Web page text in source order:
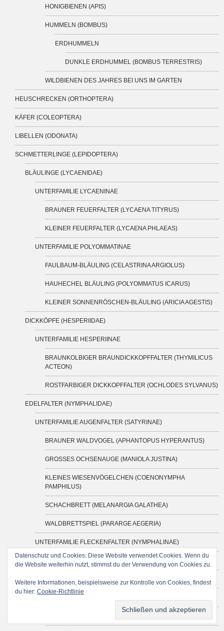
HONIGBIENEN (APIS)
HUMMELN (BOMBUS)
ERDHUMMELN
DUNKLE ERDHUMMEL (BOMBUS TERRESTRIS)
WILDBIENEN DES JAHRES BEI UNS IM GARTEN
HEUSCHRECKEN (ORTHOPTERA)
KÄFER (COLEOPTERA)
LIBELLEN (ODONATA)
SCHMETTERLINGE (LEPIDOPTERA)
BLÄULINGE (LYCAENIDAE)
UNTERFAMILIE LYCAENINAE
BRAUNER FEUERFALTER (LYCAENA TITYRUS)
KLEINER FEUERFALTER (LYCAENA PHLAEAS)
UNTERFAMILIE POLYOMMATINAE
FAULBAUM-BLÄULING (CELASTRINA ARGIOLUS)
HAUHECHEL BLÄULING (POLYOMMATUS ICARUS)
KLEINER SONNENRÖSCHEN-BLÄULING (ARICIA AGESTIS)
DICKKÖPFE (HESPERIIDAE)
UNTERFAMILIE HESPERIINAE
BRAUNKOLBIGER BRAUNDICKKOPFFALTER (THYMILICUS
ACTEON)
ROSTFARBIGER DICKKOPFFALTER (OCHLODES SYLVANUS)
EDELFALTER (NYMPHALIDAE)
UNTERFAMILIE AUGENFALTER (SATYRINAE)
BRAUNER WALDVOGEL (APHANTOPUS HYPERANTUS)
GROSSES OCHSENAUGE (MANIOLA JUSTINA)
KLEINES WIESENVÖGELCHEN (COENONYMPHA
PAMPHILUS)
SCHACHBRETT (MELANARGIA GALATHEA)
WALDBRETTSPIEL (PARARGE AEGERIA)
UNTERFAMILIE FLECKENFALTER (NYMPHALINAE)
ADMIRAL (VANESSA ATALANTA)
C-FALTER (POLYGONIA C-ALBUM)
Datenschutz und Cookies: Diese Website verwendet Cookies. Wenn du
die Website weiterhin nutzt, stimmst du der Verwendung von Cookies zu.
Weitere Informationen, beispielsweise zur Kontrolle von Cookies, findest
du hier: Cookie-Richtlinie